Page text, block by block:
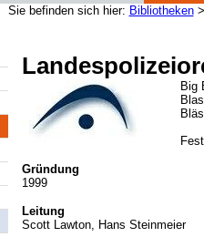
Sie befinden sich hier: Bibliotheken
Big
Gründung
1999
Leitung
Scott Lawton, Hans Steinmeier